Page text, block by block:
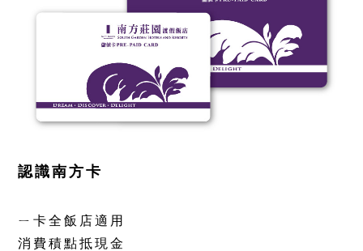
南方聯誼會
LANGUAGE
線上購物
認識南方卡
ㄧ卡全飯店適用
消費積點抵現金